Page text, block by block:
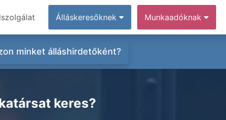
Álláskeresőknek Munkaadóknak
minket álláshirdetőként?
keres?